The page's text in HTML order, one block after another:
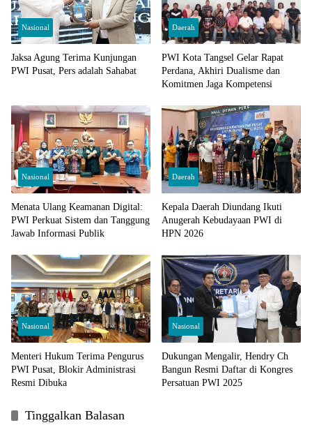
Nasional
Jaksa Agung Terima Kunjungan
PWI Pusat, Pers adalah Sahabat
Daerah
PWI Kota Tangsel Gelar Rapat
Perdana, Akhiri Dualisme dan
Komitmen Jaga Kompetensi
Nasional
Menata Ulang Keamanan Digital:
PWI Perkuat Sistem dan Tanggung
Jawab Informasi Publik
Daerah
Kepala Daerah Diundang Ikuti
Anugerah Kebudayaan PWI di
HPN 2026
Nasional
Menteri Hukum Terima Pengurus
PWI Pusat, Blokir Administrasi
Resmi Dibuka
Nasional
Dukungan Mengalir, Hendry Ch
Bangun Resmi Daftar di Kongres
Persatuan PWI 2025
Tinggalkan Balasan